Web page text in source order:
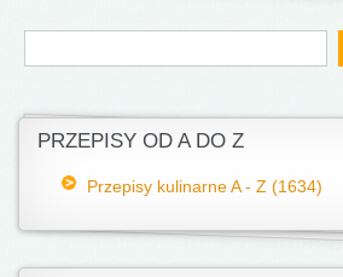
Formularz wyszukiwania
Szukaj
PRZEPISY OD A DO Z
Przepisy kulinarne A - Z (1634)